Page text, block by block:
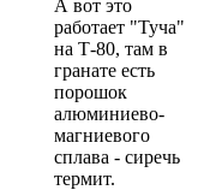
А вот это
работает "Туча"
на Т-80, там в
гранате есть
порошок
алюминиево-
магниевого
сплава - сиречь
термит.